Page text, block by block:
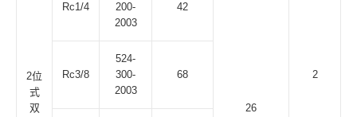
2位
式
双
Rc1/4
200-
2003
42
26
2
Rc3/8
524-
300-
2003
68